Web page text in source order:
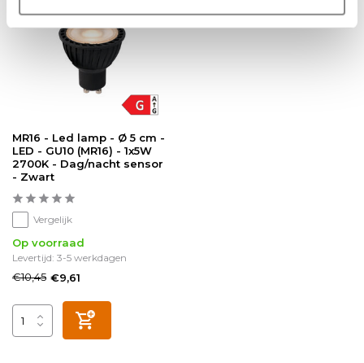
MR16 - Led lamp - Ø 5 cm -
LED - GU10 (MR16) - 1x5W
2700K - Dag/nacht sensor
- Zwart
Vergelijk
Op voorraad
Levertijd: 3-5 werkdagen
€10,45 €9,61